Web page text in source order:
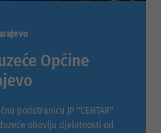
Općine
podstranicu JP "CENTAR"
obavlja djelatnosti od